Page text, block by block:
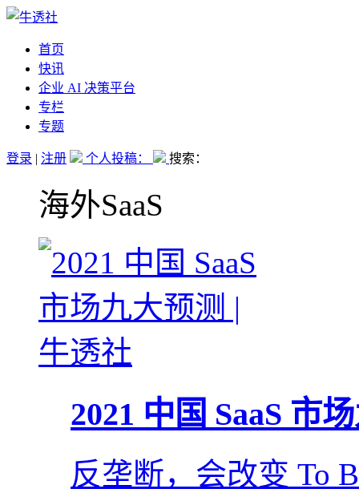
首页
快讯
企业 AI 决策平台
专栏
专题
登录 | 注册 个人投稿： 搜索：
海外SaaS
2021 中国 SaaS 市
反垄断，会改变 To